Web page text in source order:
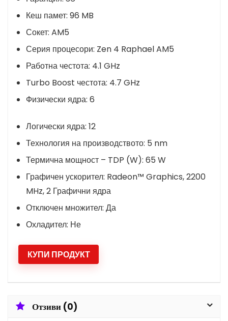
Кеш памет: 96 MB
Сокет: AM5
Серия процесори: Zen 4 Raphael AM5
Работна честота: 4.1 GHz
Turbo Boost честота: 4.7 GHz
Физически ядра: 6
Логически ядра: 12
Технология на производството: 5 nm
Термична мощност – TDP (W): 65 W
Графичен ускорител: Radeon™ Graphics, 2200
MHz, 2 Графични ядра
Отключен множител: Да
Охладител: Не
КУПИ ПРОДУКТ
Отзиви (0)